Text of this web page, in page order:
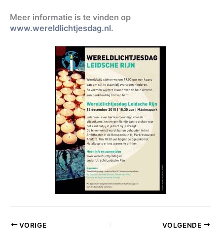
Meer informatie is te vinden op
www.wereldlichtjesdag.nl.
VORIGE VOLGENDE